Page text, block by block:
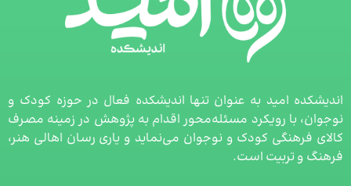
اندیشکده امید به عنوان تنها اندیشکده فعال در حوزه کودک و
نوجوان، با رویکرد مسئله‌محور اقدام به پژوهش در زمینه مصرف
کالای فرهنگی کودک و نوجوان می‌نماید و یاری رسان اهالی هنر،
فرهنگ و تربیت است.